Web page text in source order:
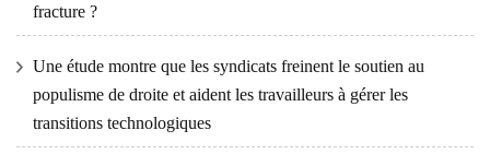
fracture ?
Une étude montre que les syndicats freinent le soutien au
populisme de droite et aident les travailleurs à gérer les
transitions technologiques